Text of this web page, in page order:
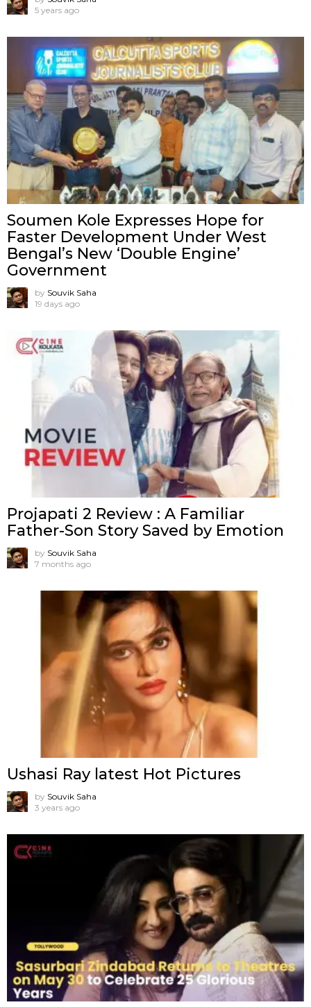
5 years ago
Soumen Kole Expresses Hope for
Faster Development Under West
Bengal’s New ‘Double Engine’
Government
by Souvik Saha
19 days ago
Projapati 2 Review : A Familiar
Father-Son Story Saved by Emotion
by Souvik Saha
7 months ago
Ushasi Ray latest Hot Pictures
by Souvik Saha
3 years ago